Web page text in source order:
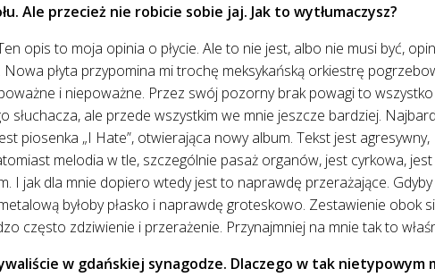
Ale przecież nie robicie sobie jaj. Jak to wytłumaczysz?
opis to moja opinia o płycie. Ale to nie jest, albo nie musi być,
Nowa płyta przypomina mi trochę meksykańską orkiestrę
i niepoważne. Przez swój pozorny brak powagi to
słuchacza, ale przede wszystkim we mnie jeszcze bardziej.
piosenka „I Hate”, otwierająca nowy album. Tekst jest agresywny,
melodia w tle, szczególnie pasaż organów, jest cyrkowa,
I jak dla mnie dopiero wtedy jest to naprawdę przerażające. Gdyby
byłoby płasko i naprawdę groteskowo. Zestawienie obok
często zdziwienie i przerażenie. Przynajmniej na mnie tak to
w gdańskiej synagodze. Dlaczego w tak nietypowym